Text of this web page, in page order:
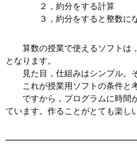
２，約分をする計算
３，約分をすると整数にな
算数の授業で使えるソフトは，
となります。
見た目，仕組みはシンプル。そ
これが授業用ソフトの条件と考
ですから，プログラムに時間が
ています。作ることがとても楽し